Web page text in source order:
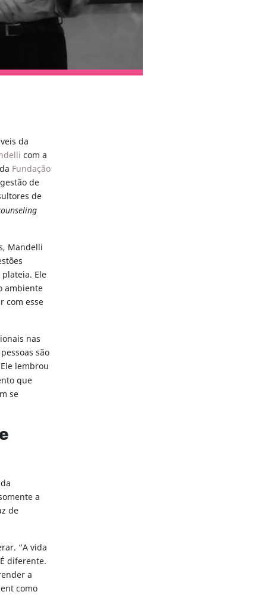
da
com a
Fundação
de
de
Mandelli
Ele
ambiente
com esse
nas
são
lembrou
que
se
a
de
“A vida
diferente.
a
como